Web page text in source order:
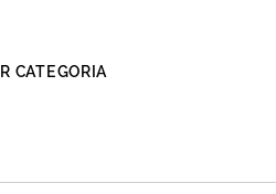
CATEGORIA